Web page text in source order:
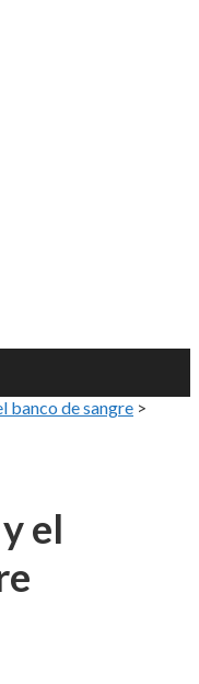
banco de sangre >
el